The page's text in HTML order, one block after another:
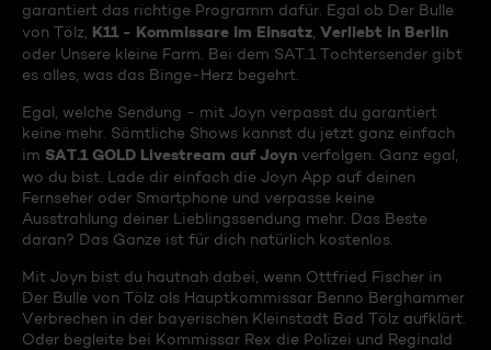
garantiert das richtige Programm dafür. Egal ob Der Bulle
von Tölz, K11 - Kommissare im Einsatz Verliebt in Berlin
oder Unsere kleine Farm. Bei dem SAT.1 Tochtersender gibt
es alles, was das Binge-Herz begehrt.
Egal, welche Sendung - mit Joyn verpasst du garantiert
keine mehr. Sämtliche Shows kannst du jetzt ganz einfach
im SAT.1 GOLD Livestream auf Joyn verfolgen. Ganz egal,
wo du bist. Lade dir einfach die Joyn App auf deinen
Fernseher oder Smartphone und verpasse keine
Ausstrahlung deiner Lieblingssendung mehr. Das Beste
daran? Das Ganze ist für dich natürlich kostenlos.
Mit Joyn bist du hautnah dabei, wenn Ottfried Fischer in
Der Bulle von Tölz als Hauptkommissar Benno Berghammer
Verbrechen in der bayerischen Kleinstadt Bad Tölz aufklärt.
Oder begleite bei Kommissar Rex die Polizei und Reginald